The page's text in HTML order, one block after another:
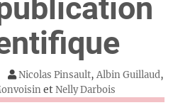
Nicolas Pinsault, Albin Guillaud,
etNelly Darbois